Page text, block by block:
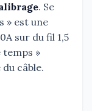
. Se
» est une
sur du fil 1,5
temps »
câble.